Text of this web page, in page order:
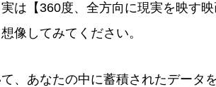
は【360度、全方向に現実を映す映
像してみてください。
、あなたの中に蓄積されたデータ